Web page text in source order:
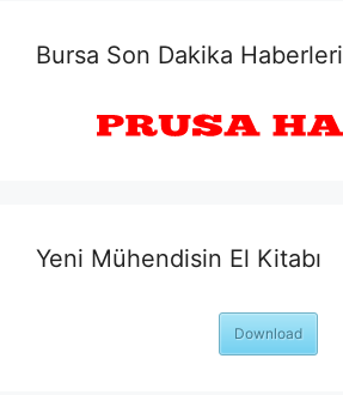
Bursa Son Dakika Haberleri
Yeni Mühendisin El Kitabı
Download